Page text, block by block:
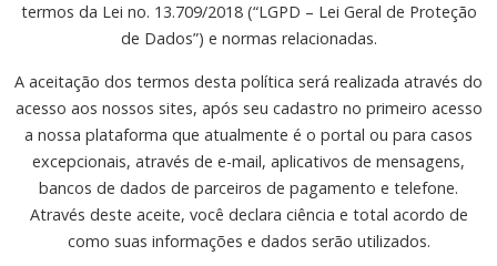
termos da Lei no. 13.709/2018 (“LGPD – Lei Geral de Proteção
de Dados”) e normas relacionadas.
A aceitação dos termos desta política será realizada através do
acesso aos nossos sites, após seu cadastro no primeiro acesso
a nossa plataforma que atualmente é o portal ou para casos
excepcionais, através de e-mail, aplicativos de mensagens,
bancos de dados de parceiros de pagamento e telefone.
Através deste aceite, você declara ciência e total acordo de
como suas informações e dados serão utilizados.